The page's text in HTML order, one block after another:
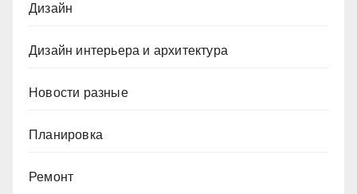
Дизайн
Дизайн интерьера и архитектура
Новости разные
Планировка
Ремонт